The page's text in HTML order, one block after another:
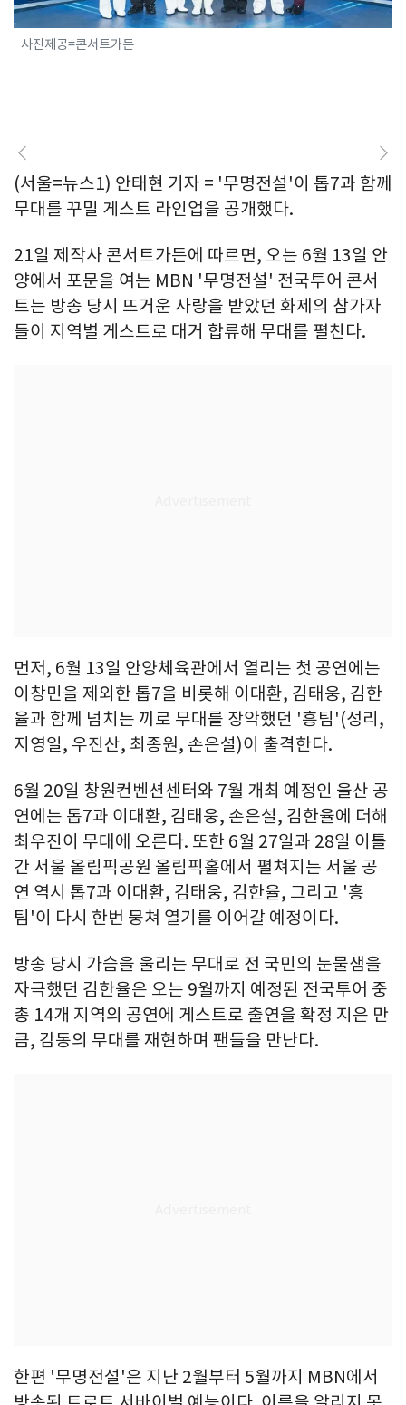
사진제공=콘서트가든
(서울=뉴스1) 안태현 기자 = '무명전설'이 톱7과 함께
무대를 꾸밀 게스트 라인업을 공개했다.
21일 제작사 콘서트가든에 따르면, 오는 6월 13일 안
양에서 포문을 여는 MBN '무명전설' 전국투어 콘서
트는 방송 당시 뜨거운 사랑을 받았던 화제의 참가자
들이 지역별 게스트로 대거 합류해 무대를 펼친다.
먼저, 6월 13일 안양체육관에서 열리는 첫 공연에는
이창민을 제외한 톱7을 비롯해 이대환, 김태웅, 김한
율과 함께 넘치는 끼로 무대를 장악했던 '흥팀'(성리,
지영일, 우진산, 최종원, 손은설)이 출격한다.
6월 20일 창원컨벤션센터와 7월 개최 예정인 울산 공
연에는 톱7과 이대환, 김태웅, 손은설, 김한율에 더해
최우진이 무대에 오른다. 또한 6월 27일과 28일 이틀
간 서울 올림픽공원 올림픽홀에서 펼쳐지는 서울 공
연 역시 톱7과 이대환, 김태웅, 김한율, 그리고 '흥
팀'이 다시 한번 뭉쳐 열기를 이어갈 예정이다.
방송 당시 가슴을 울리는 무대로 전 국민의 눈물샘을
자극했던 김한율은 오는 9월까지 예정된 전국투어 중
총 14개 지역의 공연에 게스트로 출연을 확정 지은 만
큼, 감동의 무대를 재현하며 팬들을 만난다.
한편 '무명전설'은 지난 2월부터 5월까지 MBN에서